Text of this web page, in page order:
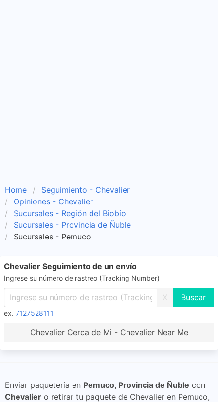
Home
Seguimiento - Chevalier
Opiniones - Chevalier
Sucursales - Región del Biobío
Sucursales - Provincia de Ñuble
Sucursales - Pemuco
Chevalier Seguimiento de un envío
Ingrese su número de rastreo (Tracking Number)
X
ex. 7127528111
Chevalier Cerca de Mi - Chevalier Near Me
Enviar paquetería en Pemuco, Provincia de Ñuble con
Chevalier o retirar tu paquete de Chevalier en Pemuco,